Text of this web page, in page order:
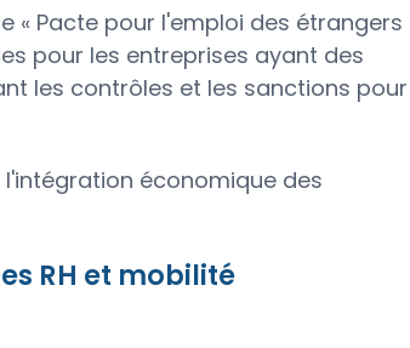
« Pacte pour l'emploi des étrangers
pour les entreprises ayant des
les contrôles et les sanctions pour
économique des
RH et mobilité